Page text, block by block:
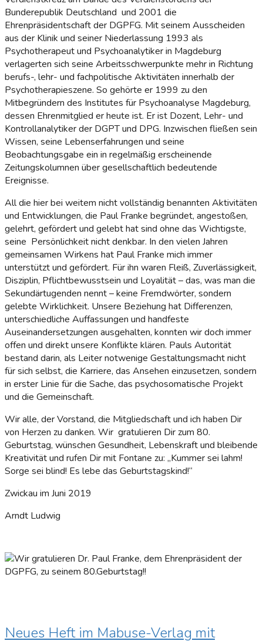
Bunderepublik Deutschland und 2001 die
Ehrenpräsidentschaft der DGPFG. Mit seinem Ausscheiden
aus der Klinik und seiner Niederlassung 1993 als
Psychotherapeut und Psychoanalytiker in Magdeburg
verlagerten sich seine Arbeitsschwerpunkte mehr in Richtung
berufs-, lehr- und fachpolitische Aktivitäten innerhalb der
Psychotherapieszene. So gehörte er 1999 zu den
Mitbegründern des Institutes für Psychoanalyse Magdeburg,
dessen Ehrenmitglied er heute ist. Er ist Dozent, Lehr- und
Kontrollanalytiker der DGPT und DPG. Inzwischen fließen sein
Wissen, seine Lebenserfahrungen und seine
Beobachtungsgabe ein in regelmäßig erscheinende
Zeitungskolumnen über gesellschaftlich bedeutende
Ereignisse.
All die hier bei weitem nicht vollständig benannten Aktivitäten
und Entwicklungen, die Paul Franke begründet, angestoßen,
gelehrt, gefördert und gelebt hat sind ohne das Wichtigste,
seine Persönlichkeit nicht denkbar. In den vielen Jahren
gemeinsamen Wirkens hat Paul Franke mich immer
unterstützt und gefördert. Für ihn waren Fleiß, Zuverlässigkeit,
Disziplin, Pflichtbewusstsein und Loyalität – das, was man die
Sekundärtugenden nennt – keine Fremdwörter, sondern
gelebte Wirklichkeit. Unsere Beziehung hat Differenzen,
unterschiedliche Auffassungen und handfeste
Auseinandersetzungen ausgehalten, konnten wir doch immer
offen und direkt unsere Konflikte klären. Pauls Autorität
bestand darin, als Leiter notwenige Gestaltungsmacht nicht
für sich selbst, die Karriere, das Ansehen einzusetzen, sondern
in erster Linie für die Sache, das psychosomatische Projekt
und die Gemeinschaft.
Wir alle, der Vorstand, die Mitgliedschaft und ich haben Dir
von Herzen zu danken. Wir gratulieren Dir zum 80.
Geburtstag, wünschen Gesundheit, Lebenskraft und bleibende
Kreativität und rufen Dir mit Fontane zu: „Kummer sei lahm!
Sorge sei blind! Es lebe das Geburtstagskind!“
Zwickau im Juni 2019
Arndt Ludwig
Neues Heft im Mabuse-Verlag mit